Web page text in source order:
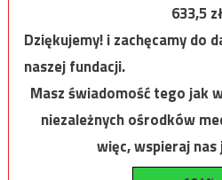
633,5
Dziękujemy! i zachęcamy do
naszej fundacji.
Masz świadomość tego jak
niezależnych ośrodków
więc, wspieraj